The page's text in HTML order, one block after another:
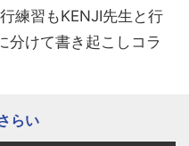
練習もKENJI先生と行
分けて書き起こしコラ
らい